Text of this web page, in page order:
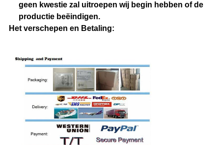
geen kwestie zal uitroepen wij begin hebben of de
productie beëindigen.
Het verschepen en Betaling: